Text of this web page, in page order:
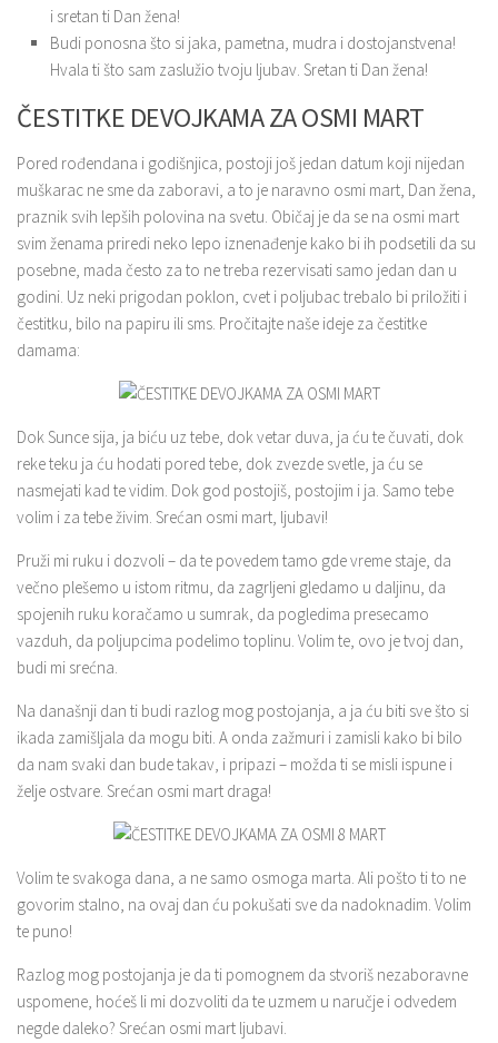
i sretan ti Dan žena!
Budi ponosna što si jaka, pametna, mudra i dostojanstvena!
Hvala ti što sam zaslužio tvoju ljubav. Sretan ti Dan žena!
ČESTITKE DEVOJKAMA ZA OSMI MART
Pored rođendana i godišnjica, postoji još jedan datum koji nijedan
muškarac ne sme da zaboravi, a to je naravno osmi mart, Dan žena,
praznik svih lepših polovina na svetu. Običaj je da se na osmi mart
svim ženama priredi neko lepo iznenađenje kako bi ih podsetili da su
posebne, mada često za to ne treba rezervisati samo jedan dan u
godini. Uz neki prigodan poklon, cvet i poljubac trebalo bi priložiti i
čestitku, bilo na papiru ili sms. Pročitajte naše ideje za čestitke
damama:
Dok Sunce sija, ja biću uz tebe, dok vetar duva, ja ću te čuvati, dok
reke teku ja ću hodati pored tebe, dok zvezde svetle, ja ću se
nasmejati kad te vidim. Dok god postojiš, postojim i ja. Samo tebe
volim i za tebe živim. Srećan osmi mart, ljubavi!
Pruži mi ruku i dozvoli – da te povedem tamo gde vreme staje, da
večno plešemo u istom ritmu, da zagrljeni gledamo u daljinu, da
spojenih ruku koračamo u sumrak, da pogledima presecamo
vazduh, da poljupcima podelimo toplinu. Volim te, ovo je tvoj dan,
budi mi srećna.
Na današnji dan ti budi razlog mog postojanja, a ja ću biti sve što si
ikada zamišljala da mogu biti. A onda zažmuri i zamisli kako bi bilo
da nam svaki dan bude takav, i pripazi – možda ti se misli ispune i
želje ostvare. Srećan osmi mart draga!
Volim te svakoga dana, a ne samo osmoga marta. Ali pošto ti to ne
govorim stalno, na ovaj dan ću pokušati sve da nadoknadim. Volim
te puno!
Razlog mog postojanja je da ti pomognem da stvoriš nezaboravne
uspomene, hoćeš li mi dozvoliti da te uzmem u naručje i odvedem
negde daleko? Srećan osmi mart ljubavi.